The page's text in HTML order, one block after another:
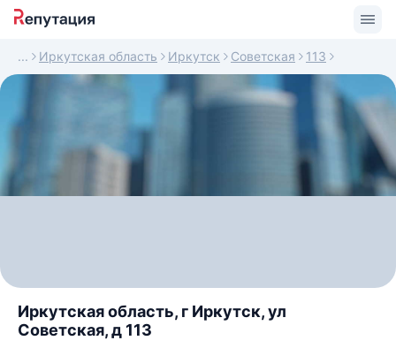
Иркутская область Иркутск Советская 113
Иркутская область, г Иркутск, ул
Советская, д 113